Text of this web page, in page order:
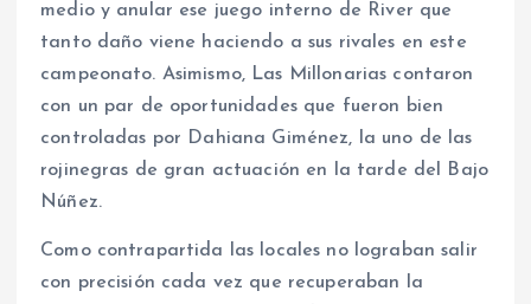
medio y anular ese juego interno de River que
tanto daño viene haciendo a sus rivales en este
campeonato. Asimismo, Las Millonarias contaron
con un par de oportunidades que fueron bien
controladas por Dahiana Giménez, la uno de las
rojinegras de gran actuación en la tarde del Bajo
Núñez.
Como contrapartida las locales no lograban salir
con precisión cada vez que recuperaban la